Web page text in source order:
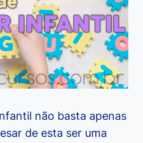
não basta apenas
de esta ser uma